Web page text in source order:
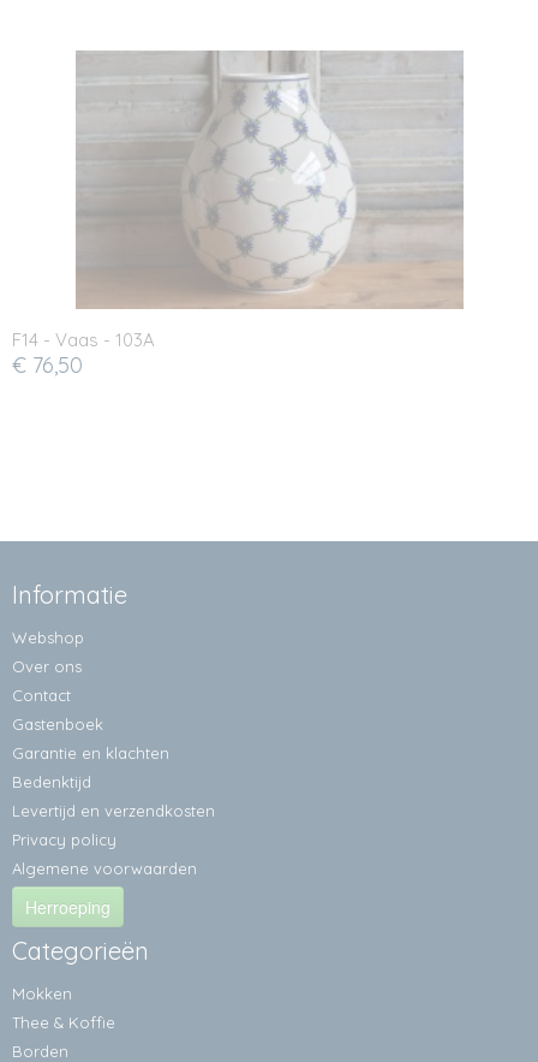
F14 - Vaas - 103A
€ 76,50
Informatie
Webshop
Over ons
Contact
Gastenboek
Garantie en klachten
Bedenktijd
Levertijd en verzendkosten
Privacy policy
Algemene voorwaarden
Herroeping
Categorieën
Mokken
Thee & Koffie
Borden